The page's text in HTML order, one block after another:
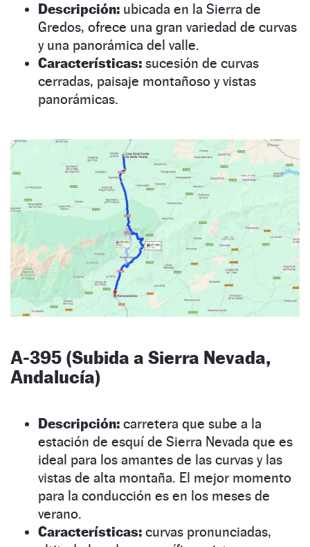
Descripción: ubicada en la Sierra de
Gredos, ofrece una gran variedad de curvas
y una panorámica del valle.
Características: sucesión de curvas
cerradas, paisaje montañoso y vistas
panorámicas.
A-395 (Subida a Sierra Nevada,
Andalucía)
Descripción: carretera que sube a la
estación de esquí de Sierra Nevada que es
ideal para los amantes de las curvas y las
vistas de alta montaña. El mejor momento
para la conducción es en los meses de
verano.
Características: curvas pronunciadas,